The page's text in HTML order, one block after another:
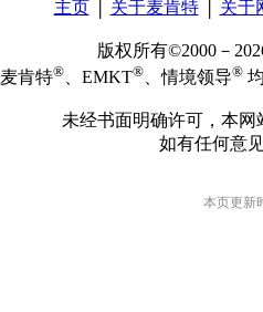
主页│ 关于麦肯特│ 关于
版权所有©2000－
麦肯特® 、EMKT® 、情境领导®
未经书面明确许可，本
如有任何意
本页更新